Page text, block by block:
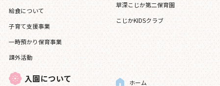
給食について
子育て支援事業
一時預かり保育事業
課外活動
草深こじか第二保育園
こじかKIDSクラブ
入園について
ホーム